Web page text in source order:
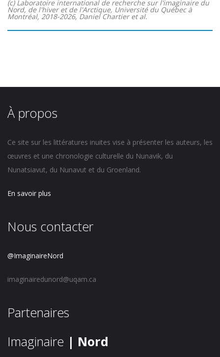
(c) Laboratoire international de recherche sur l'imaginaire du
Nord, de l'hiver et de l'Arctique, Université du Québec à
Montréal, 2018-2026, Daniel Chartier et al.
À propos
Ce site sur les littératures inuites vise à présenter les auteurs, les
œuvres et une chronologie culturelle du Nunavik, du
Nunatsiavut, du Nunavut et du Groenland.
En savoir plus
Nous contacter
@ImaginaireNord
imaginairedunord@uqam.ca
Partenaires
Imaginaire | Nord